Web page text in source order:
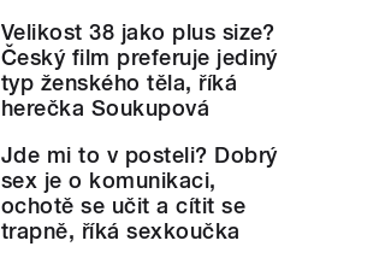
Velikost 38 jako plus size?
Český film preferuje jediný
typ ženského těla, říká
herečka Soukupová
Jde mi to v posteli? Dobrý
sex je o komunikaci,
ochotě se učit a cítit se
trapně, říká sexkoučka